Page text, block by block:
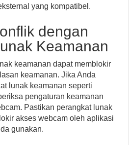
yang kompatibel.
dengan
Keamanan
keamanan dapat memblokir
keamanan. Jika Anda
lunak keamanan seperti
pengaturan keamanan
Pastikan perangkat lunak
akses webcam oleh aplikasi
gunakan.